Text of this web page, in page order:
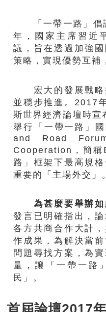
「一帶一路」倡
年，國家主席習近
議，旨在透過加強
策略，實現優勢互補
宏大的發展戰略
並穩步推進。2017
斯世界經濟論壇時宣
舉行「一帶一路」
and Road
Cooperation，簡稱
路」框架下最高規
重要的「主場外交」。
為甚麼要舉辦
發言已明確指出，
各方共商合作大計
作成果，為解決當
問題尋找方案，為
量，讓『一帶一路
民」。
首屆論壇2017